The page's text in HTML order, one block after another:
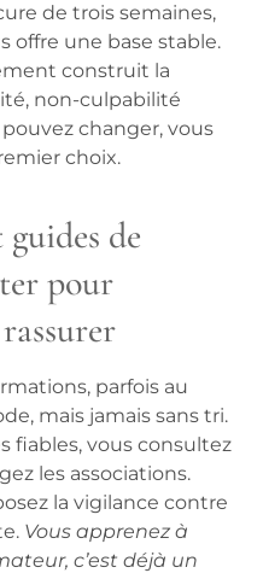
de trois semaines,
offre une base stable.
construit la
non-culpabilité
pouvez changer, vous
choix.
guides de
pour
parfois au
mais jamais sans tri.
fiables, vous consultez
les associations.
la vigilance contre
Vous apprenez à
c’est déjà un